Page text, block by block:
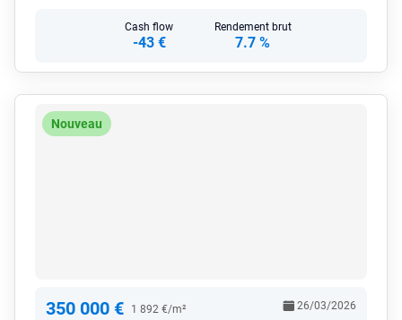
Cash flow
-43 €
Rendement brut
7.7 %
Nouveau
350 000 € 1 892 €/m² 26/03/2026